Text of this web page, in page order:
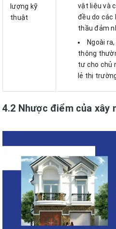
lượng kỹ
thuật
vật liệu và
đều do các
thầu đảm
Ngoài
thông
tư cho chủ
lẻ thị
4.2 Nhược điểm của xây